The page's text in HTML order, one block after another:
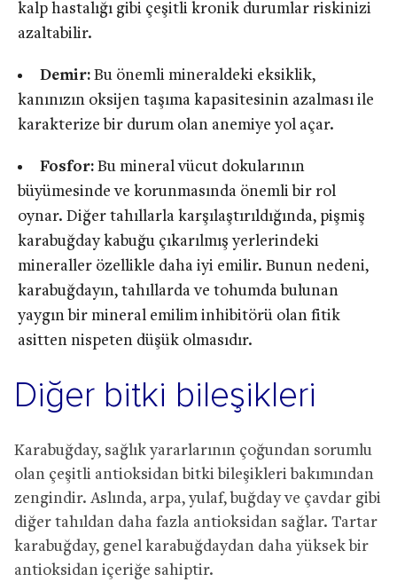
kalp hastalığı gibi çeşitli kronik durumlar riskinizi
azaltabilir.
Demir:Bu önemli mineraldeki eksiklik,
kanınızın oksijen taşıma kapasitesinin azalması ile
karakterize bir durum olan anemiye yol açar.
Fosfor:Bu mineral vücut dokularının
büyümesinde ve korunmasında önemli bir rol
oynar. Diğer tahıllarla karşılaştırıldığında, pişmiş
karabuğday kabuğu çıkarılmış yerlerindeki
mineraller özellikle daha iyi emilir. Bunun nedeni,
karabuğdayın, tahıllarda ve tohumda bulunan
yaygın bir mineral emilim inhibitörü olan fitik
asitten nispeten düşük olmasıdır.
Diğer bitki bileşikleri
Karabuğday, sağlık yararlarının çoğundan sorumlu
olan çeşitli antioksidan bitki bileşikleri bakımından
zengindir. Aslında, arpa, yulaf, buğday ve çavdar gibi
diğer tahıldan daha fazla antioksidan sağlar. Tartar
karabuğday, genel karabuğdaydan daha yüksek bir
antioksidan içeriğe sahiptir.